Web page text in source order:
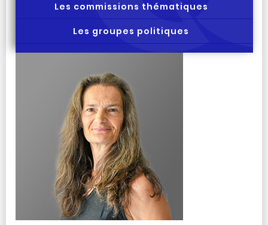
Les commissions thématiques
Les groupes politiques